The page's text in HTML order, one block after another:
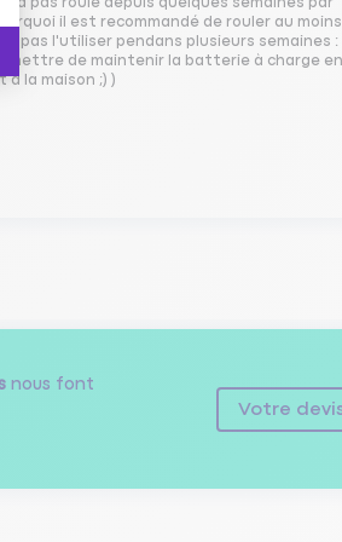
il est recommandé de rouler au
pas l'utiliser pendans plusieurs semaines :
de maintenir la batterie à charge
la maison ;) )
nous font
Votre